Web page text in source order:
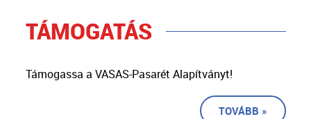
TÁMOGATÁS
Támogassa a VASAS-Pasarét Alapítványt!
TOVÁBB »